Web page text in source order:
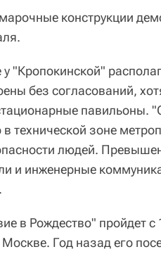
конструкции
"Кропокинской"
без согласований,
павильоны.
в технической зоне
людей.
и инженерные
в Рождество" пройдет с
Год назад его